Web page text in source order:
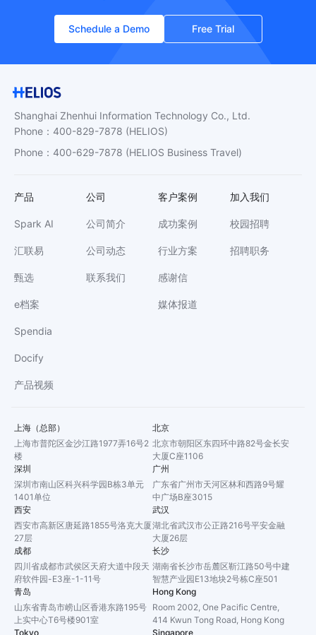
Schedule a Demo Free Trial
Shanghai Zhenhui Information Technology Co., Ltd.
Phone ： 400-829-7878 (HELIOS)
Phone ： 400-629-7878 (HELIOS Business Travel)
产品
Spark AI
汇联易
甄选
e档案
Spendia
Docify
产品视频
公司
公司简介
公司动态
联系我们
客户案例
成功案例
行业方案
感谢信
媒体报道
加入我们
校园招聘
招聘职务
上海（总部）
上海市普陀区金沙江路1977弄16号2
楼
北京
北京市朝阳区东四环中路82号金长安
大厦C座1106
深圳
深圳市南山区科兴科学园B栋3单元
1401单位
广州
广东省广州市天河区林和西路9号耀
中广场B座3015
西安
西安市高新区唐延路1855号洛克大厦
27层
武汉
湖北省武汉市公正路216号平安金融
大厦26层
成都
四川省成都市武侯区天府大道中段天
府软件园-E3座-1-11号
长沙
湖南省长沙市岳麓区靳江路50号中建
智慧产业园E13地块2号栋C座501
青岛
山东省青岛市崂山区香港东路195号
上实中心T6号楼901室
Hong Kong
Room 2002, One Pacific Centre,
414 Kwun Tong Road, Hong Kong
Tokyo
Singapore